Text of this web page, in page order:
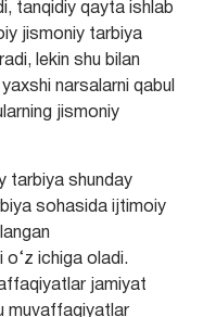
tanqidiy qayta ishlab
jismoniy tarbiya
lekin shu bilan
narsalarni qabul
jismoniy
tarbiya shunday
sohasida ijtimoiy
o‘z ichiga oladi.
jamiyat
muvaffaqiyatlar